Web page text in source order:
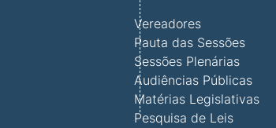
Vereadores
Pauta das Sessões
Sessões Plenárias
Audiências Públicas
Matérias Legislativas
Pesquisa de Leis